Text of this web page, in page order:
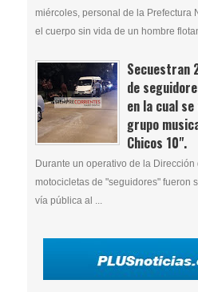
miércoles, personal de la Prefectura
el cuerpo sin vida de un hombre
Secuestran
de
en la cual
grupo
Chicos 10".
Durante un operativo de la Dirección
motocicletas de "seguidores" fueron
vía pública al ...